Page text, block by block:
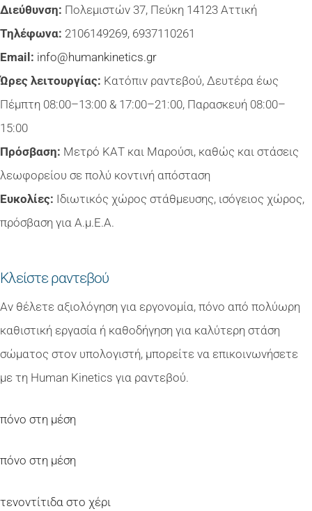
Διεύθυνση: Πολεμιστών 37, Πεύκη 14123 Αττική
Τηλέφωνα: 2106149269, 6937110261
Email: info@humankinetics.gr
Ώρες λειτουργίας: Κατόπιν ραντεβού, Δευτέρα έως
Πέμπτη 08:00–13:00 & 17:00–21:00, Παρασκευή 08:00–
15:00
Πρόσβαση: Μετρό ΚΑΤ και Μαρούσι, καθώς και στάσεις
λεωφορείου σε πολύ κοντινή απόσταση
Ευκολίες: Ιδιωτικός χώρος στάθμευσης, ισόγειος χώρος,
πρόσβαση για Α.μ.Ε.Α.
Κλείστε ραντεβού
Αν θέλετε αξιολόγηση για εργονομία, πόνο από πολύωρη
καθιστική εργασία ή καθοδήγηση για καλύτερη στάση
σώματος στον υπολογιστή, μπορείτε να επικοινωνήσετε
με τη Human Kinetics για ραντεβού.
πόνο στη μέση
πόνο στη μέση
τενοντίτιδα στο χέρι